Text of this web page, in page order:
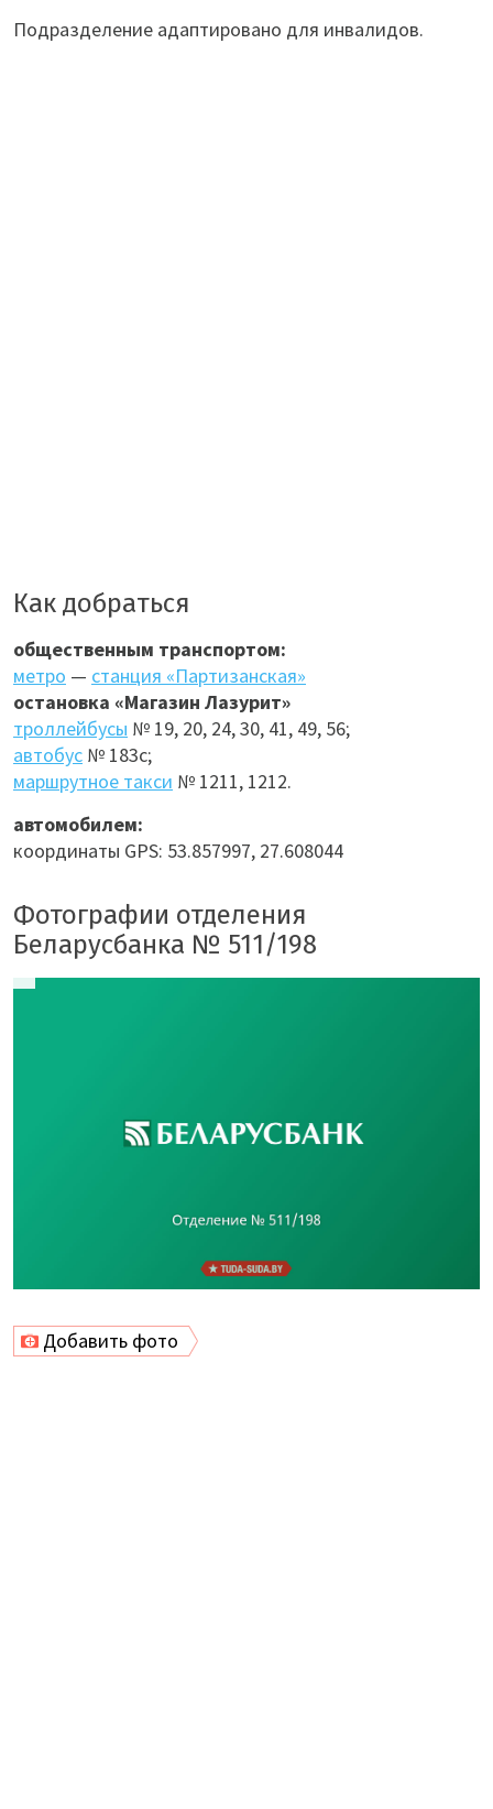
Подразделение адаптировано для инвалидов.
Как добраться
общественным транспортом:
метро — станция «Партизанская»
остановка «Магазин Лазурит»
троллейбусы № 19, 20, 24, 30, 41, 49, 56;
автобус № 183с;
маршрутное такси № 1211, 1212.
автомобилем:
координаты GPS: 53.857997, 27.608044
Фотографии отделения
Беларусбанка № 511/198
Добавить фото